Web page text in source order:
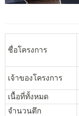
ชื่อโครงการ
เจ้าของโครงการ
เนื้อที่ทั้งหมด
จำนวนตึก